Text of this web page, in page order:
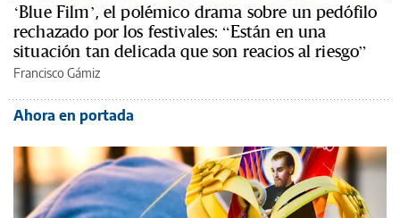
‘Blue Film’, el polémico drama sobre un pedófilo
rechazado por los festivales: “Están en una
situación tan delicada que son reacios al riesgo”
Francisco Gámiz
Ahora en portada